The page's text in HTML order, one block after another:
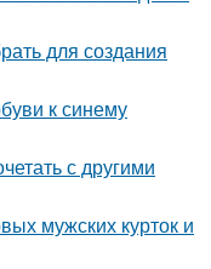
для создания
к синему
с другими
мужских курток и